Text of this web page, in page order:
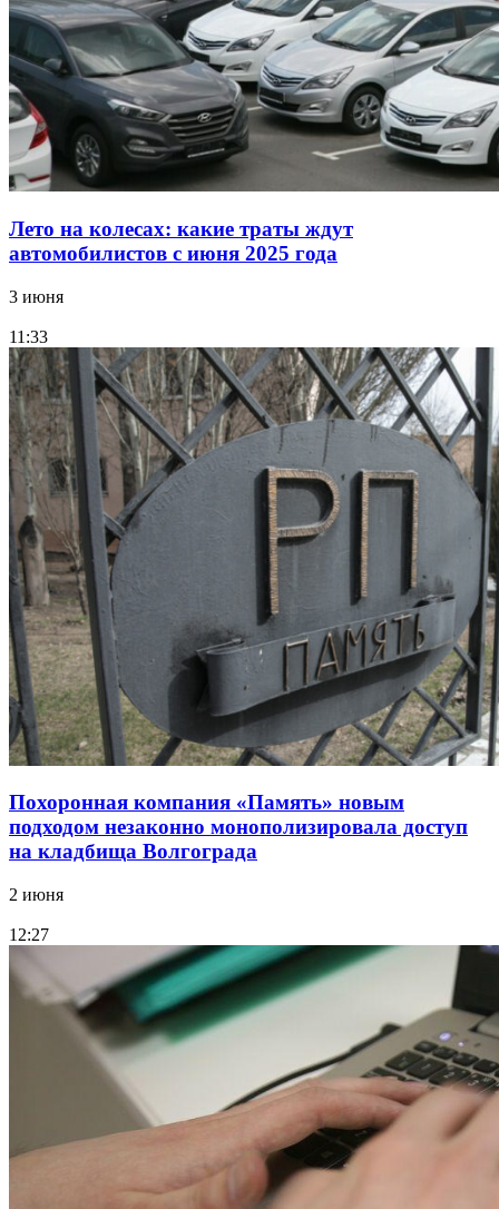
Лето на колесах: какие траты ждут
автомобилистов с июня 2025 года
3 июня
11:33
Похоронная компания «Память» новым
подходом незаконно монополизировала доступ
на кладбища Волгограда
2 июня
12:27